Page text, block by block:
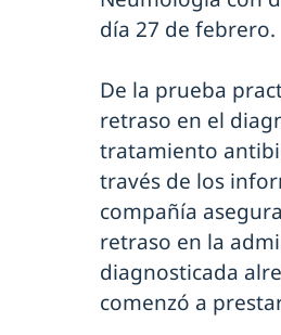
día 27 de febrero.
De la prueba
retraso en el
tratamiento
través de los
compañía
retraso en la
diagnosticada
comenzó a